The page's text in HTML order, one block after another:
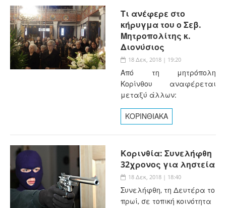
Τι ανέφερε στο
κήρυγμα του ο Σεβ.
Μητροπολίτης κ.
Διονύσιος
18 Δεκ, 2018 | 19:20
Από τη μητρόπολη
Κορίνθου αναφέρεται
μεταξύ άλλων:
ΚΟΡΙΝΘΙΑΚΑ
Κορινθία: Συνελήφθη
32χρονος για ληστεία
18 Δεκ, 2018 | 18:40
Συνελήφθη, τη Δευτέρα το
πρωί, σε τοπική κοινότητα